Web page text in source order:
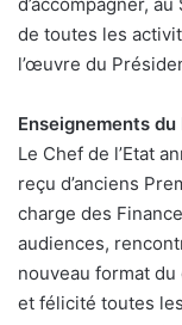
d’accompagner,
de toutes les
l’œuvre du
Enseignements
Le Chef de l’Etat
reçu d’anciens
charge des
audiences,
nouveau format
et félicité toutes